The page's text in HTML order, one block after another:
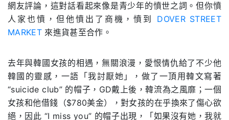
網友評論，這對話看起來像是青少年的憤世之詞。但你憤
人家也憤，但他憤出了商機，憤到 DOVER STREET
MARKET 來進貨甚至合作。
去年與韓國女孩的相遇，無關浪漫，愛恨情仇給了不少他
韓國的靈感，一語「我討厭她」，做了一頂用韓文寫著
“suicide club” 的帽子，GD戴上後，韓流為之風靡；一個
女孩和他借錢（$780美金），對女孩的在乎換來了傷心欲
絕，因此 “I miss you” 的帽子出現，「如果沒有她，我就